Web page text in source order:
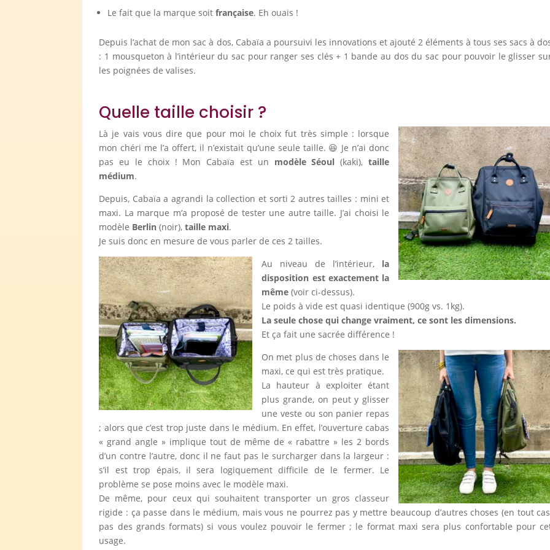
Le fait que la marque soitfrançaise. Eh ouais !
Depuis l’achat de mon sac à dos, Cabaïa a poursuivi les innovations et ajouté 2 éléments à tous ses sacs à
: 1 mousqueton à l’intérieur du sac pour ranger ses clés + 1 bande au dos du sac pour pouvoir le glisser
les poignées de valises.
Quelle taille choisir ?
Là je vais vous dire que pour moi le choix fut très simple : lorsque
mon chéri me l’a offert, il n’existait qu’une seule taille. 😆 Je n’ai donc
pas eu le choix ! Mon Cabaïa est un modèle Séoul(kaki), taille
médium.
Depuis, Cabaïa a agrandi la collection et sorti 2 autres tailles : mini et
maxi. La marque m’a proposé de tester une autre taille. J’ai choisi le
modèle Berlin(noir), taille maxi.
Je suis donc en mesure de vous parler de ces 2 tailles.
Au niveau de l’intérieur, la
disposition est exactement la
même (voir ci-dessus).
Le poids à vide est quasi identique (900g vs. 1kg).
La seule chose qui change vraiment, ce sont les dimensions.
Et ça fait une sacrée différence !
On met plus de choses dans le
maxi, ce qui est très pratique.
La hauteur à exploiter étant
plus grande, on peut y glisser
une veste ou son panier repas
; alors que c’est trop juste dans le médium. En effet, l’ouverture cabas
« grand angle » implique tout de même de « rabattre » les 2 bords
d’un contre l’autre, donc il ne faut pas le surcharger dans la largeur :
s’il est trop épais, il sera logiquement difficile de le fermer. Le
problème se pose moins avec le modèle maxi.
De même, pour ceux qui souhaitent transporter un gros classeur
rigide : ça passe dans le médium, mais vous ne pourrez pas y mettre beaucoup d’autres choses (en tout
pas des grands formats) si vous voulez pouvoir le fermer ; le format maxi sera plus confortable pour
usage.